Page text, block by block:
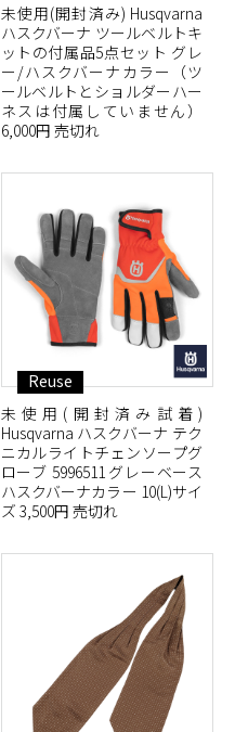
未使用(開封済み) Husqvarna
ハスクバーナ ツールベルトキ
ットの付属品5点セット グレ
ー/ハスクバーナカラー（ツ
ールベルトとショルダーハー
ネスは付属していません）
6,000円 売切れ
Reuse
未使用(開封済み試着)
Husqvarna ハスクバーナ テク
ニカルライトチェンソープグ
ローブ 5996511 グレーベース
ハスクバーナカラー 10(L)サイ
ズ 3,500円 売切れ